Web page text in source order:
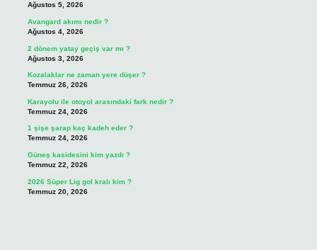
Ağustos 5, 2026
Avangard akımı nedir ?
Ağustos 4, 2026
2 dönem yatay geçiş var mı ?
Ağustos 3, 2026
Kozalaklar ne zaman yere düşer ?
Temmuz 26, 2026
Karayolu ile otoyol arasındaki fark nedir ?
Temmuz 24, 2026
1 şişe şarap kaç kadeh eder ?
Temmuz 24, 2026
Güneş kasidesini kim yazdı ?
Temmuz 22, 2026
2026 Süper Lig gol kralı kim ?
Temmuz 20, 2026